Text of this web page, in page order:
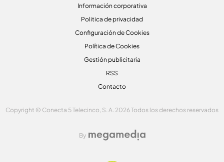
Información corporativa
Politica de privacidad
Configuración de Cookies
Política de Cookies
Gestión publicitaria
RSS
Contacto
Copyright © Conecta 5 Telecinco, S. A. 2026 Todos los derechos reservados
By